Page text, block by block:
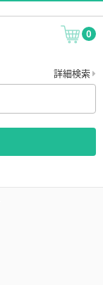
0
詳細検索